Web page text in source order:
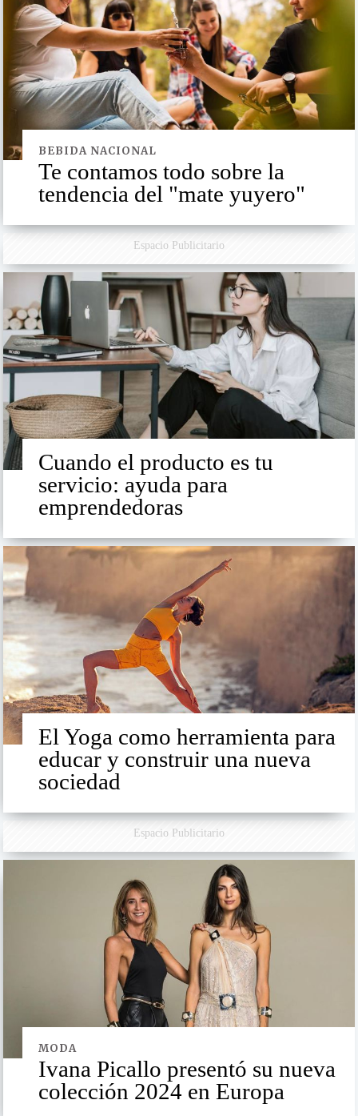
BEBIDA NACIONAL
Te contamos todo sobre la
tendencia del "mate yuyero"
Espacio Publicitario
Cuando el producto es tu
servicio: ayuda para
emprendedoras
El Yoga como herramienta para
educar y construir una nueva
sociedad
Espacio Publicitario
MODA
Ivana Picallo presentó su nueva
colección 2024 en Europa